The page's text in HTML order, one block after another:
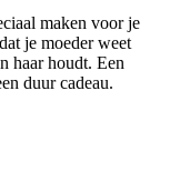
maken voor je
je moeder weet
haar houdt. Een
duur cadeau.